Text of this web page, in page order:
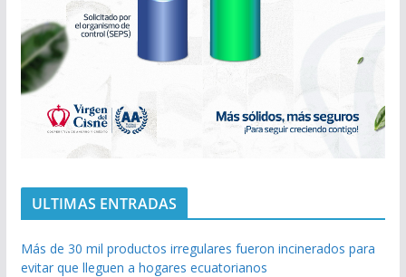
ULTIMAS ENTRADAS
Más de 30 mil productos irregulares fueron incinerados para
evitar que lleguen a hogares ecuatorianos